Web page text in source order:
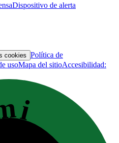
Dispositivo de alerta
cookies Política de
usoMapa del sitioAccesibilidad: